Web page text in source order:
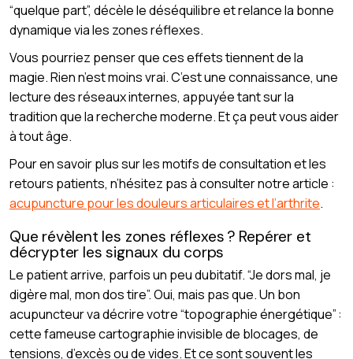
“quelque part”, décèle le déséquilibre et relance la bonne
dynamique via les zones réflexes.
Vous pourriez penser que ces effets tiennent de la
magie. Rien n’est moins vrai. C’est une connaissance, une
lecture des réseaux internes, appuyée tant sur la
tradition que la recherche moderne. Et ça peut vous aider
à tout âge.
Pour en savoir plus sur les motifs de consultation et les
retours patients, n’hésitez pas à consulter notre article :
acupuncture pour les douleurs articulaires et l’arthrite.
Que révèlent les zones réflexes ? Repérer et
décrypter les signaux du corps
Le patient arrive, parfois un peu dubitatif. “Je dors mal, je
digère mal, mon dos tire”. Oui, mais pas que. Un bon
acupuncteur va décrire votre “topographie énergétique” :
cette fameuse cartographie invisible de blocages, de
tensions, d’excès ou de vides. Et ce sont souvent les